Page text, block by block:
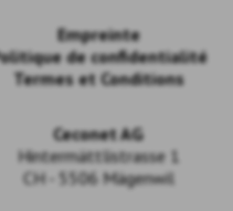
Empreinte
de confidentialité
Termes et Conditions
Ceconet AG
Hintermättlistrasse 1
CH - 5506 Mägenwil